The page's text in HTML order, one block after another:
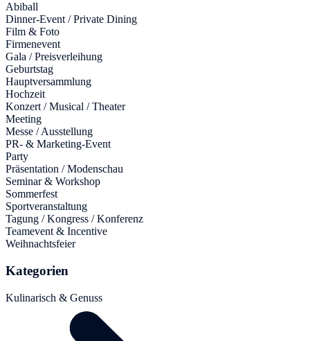
Abiball
Dinner-Event / Private Dining
Film & Foto
Firmenevent
Gala / Preisverleihung
Geburtstag
Hauptversammlung
Hochzeit
Konzert / Musical / Theater
Meeting
Messe / Ausstellung
PR- & Marketing-Event
Party
Präsentation / Modenschau
Seminar & Workshop
Sommerfest
Sportveranstaltung
Tagung / Kongress / Konferenz
Teamevent & Incentive
Weihnachtsfeier
Kategorien
Kulinarisch & Genuss